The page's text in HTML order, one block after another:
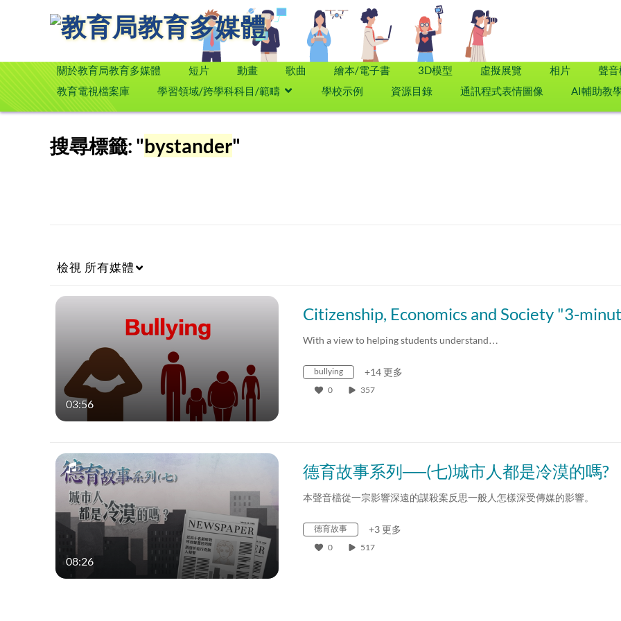
關於教育局教育多媒體 短片 動畫 歌曲 繪本/電子書 3D模型 虛擬展覽 相片 聲音
教育電視檔案庫
學習領域/跨學科科目/範疇 學校示例 資源目錄 通訊程式表情圖像 AI輔助教
搜尋標籤: "bystander"
檢視 所有媒體
03:56
With a view to helping students understand…
bullying +14 更多
0 357
08:26
德育故事系列──(七)城市人都是冷漠的嗎?
本聲音檔從一宗影響深遠的謀殺案反思一般人怎樣深受傳媒的影響。
德育故事 +3 更多
0 517